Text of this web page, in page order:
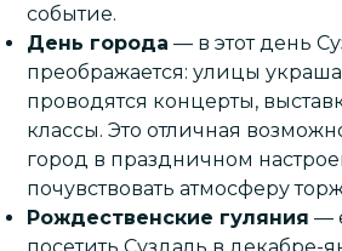
событие.
День города — в этот день
преображается: улицы
проводятся концерты,
классы. Это отличная
город в праздничном
почувствовать атмосферу
Рождественские гуляния —
посетить Суздаль в декабре-